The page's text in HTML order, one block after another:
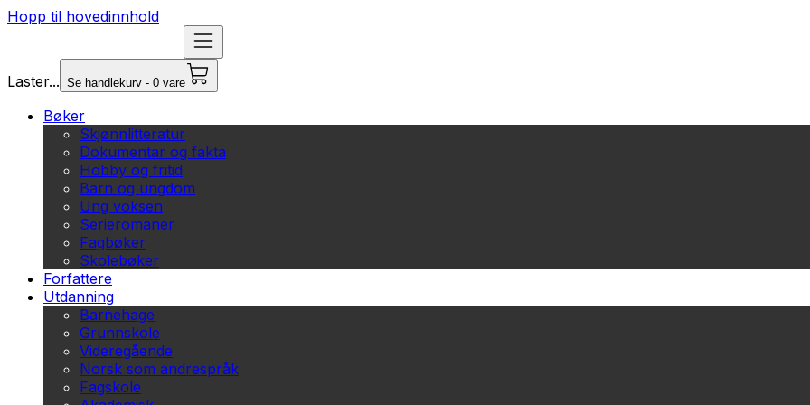
Hopp til hovedinnhold
Laster... Se handlekurv - 0 vare
Bøker
Skjønnlitteratur
Dokumentar og fakta
Hobby og fritid
Barn og ungdom
Ung voksen
Serieromaner
Fagbøker
Skolebøker
Forfattere
Utdanning
Barnehage
Grunnskole
Videregående
Norsk som andrespråk
Fagskole